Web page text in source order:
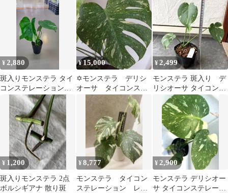
¥ 2,880
斑入りモンステラ タイ
コンステレーション
No.2
¥15,000
✡️モンステラ デリシ
オーサ タイコンステ
レーション
¥2,499
モンステラ 斑入り デ
リシオーサ タイコンス
テレーション 発根済
み B
¥ 1,200
斑入りモンステラ 2点
ボルシギアナ 散り斑
¥8,777
モンステラ タイコン
ステレーション レガ
¥ 2,900
モンステラ デリシオー
サ タイコンステレーシ